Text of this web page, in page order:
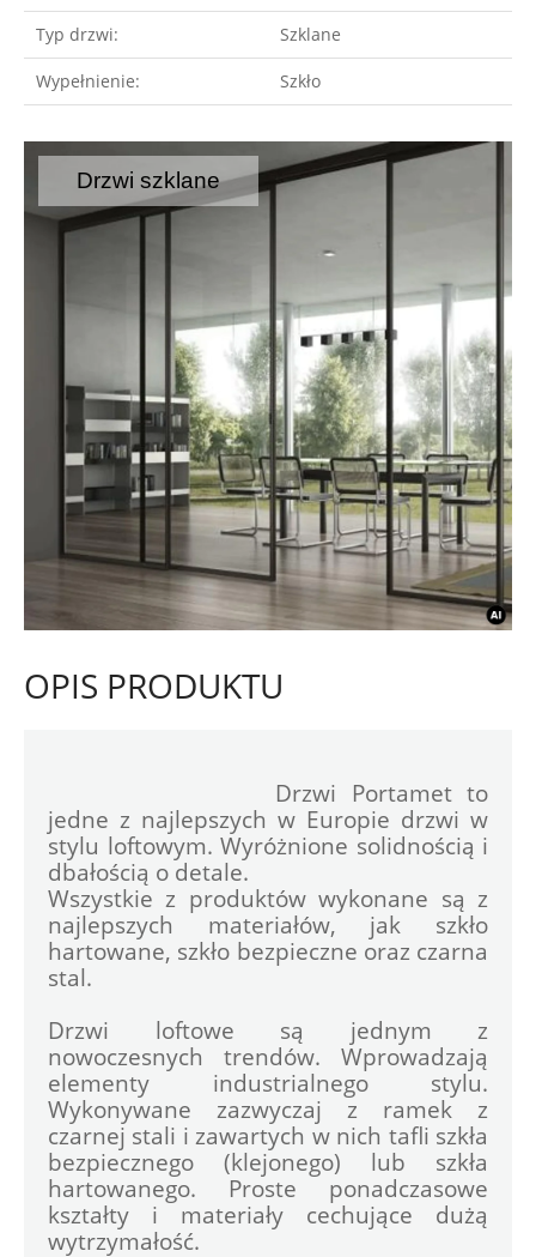
Typ drzwi: Szklane
Wypełnienie: Szkło
Drzwi szklane
OPIS PRODUKTU
jedne z najlepszych w Europie drzwi w
stylu loftowym. Wyróżnione solidnością i
dbałością o detale.
Wszystkie z produktów wykonane są z
najlepszych materiałów, jak szkło
hartowane, szkło bezpieczne oraz czarna
stal.
Drzwi loftowe są jednym z
nowoczesnych trendów. Wprowadzają
elementy industrialnego stylu.
Wykonywane zazwyczaj z ramek z
czarnej stali i zawartych w nich tafli szkła
bezpiecznego (klejonego) lub szkła
hartowanego. Proste ponadczasowe
kształty i materiały cechujące dużą
wytrzymałość.